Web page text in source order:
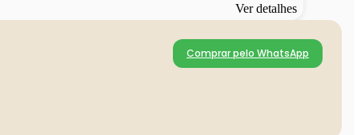
Ver detalhes
Comprar pelo WhatsApp